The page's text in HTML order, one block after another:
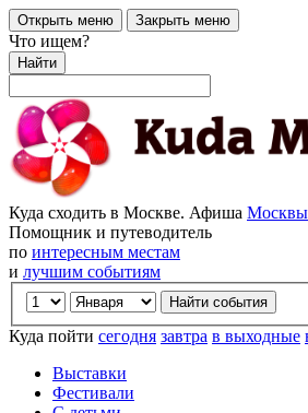
Открыть меню Закрыть меню
Что ищем?
Найти
Куда сходить в Москве. Афиша Москвы
Помощник и путеводитель
по интересным местам
и лучшим событиям
Куда пойти сегодня завтра в выходные
Выставки
Фестивали